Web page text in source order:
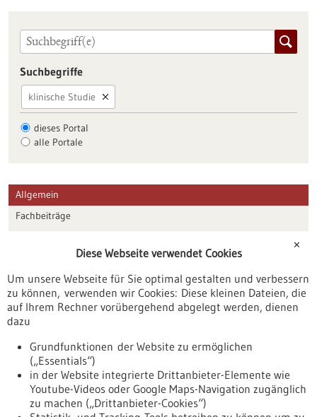
Suchbegriffe
klinische Studie
dieses Portal
alle Portale
Allgemein
Fachbeiträge
Veranstaltungen
Erscheinungsdatum
✕
Diese Webseite verwendet Cookies
Um unsere Webseite für Sie optimal gestalten und verbessern
zu können, verwenden wir Cookies: Diese kleinen Dateien, die
auf Ihrem Rechner vorübergehend abgelegt werden, dienen
dazu
Grundfunktionen der Website zu ermöglichen
(„Essentials“)
in der Website integrierte Drittanbieter-Elemente wie
Youtube-Videos oder Google Maps-Navigation zugänglich
zu machen („Drittanbieter-Cookies“)